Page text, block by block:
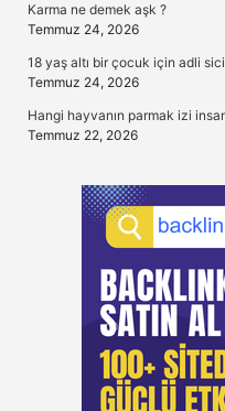
Karma ne demek aşk ?
Temmuz 24, 2026
18 yaş altı bir çocuk için adli sicil
Temmuz 24, 2026
Hangi hayvanın parmak izi
Temmuz 22, 2026